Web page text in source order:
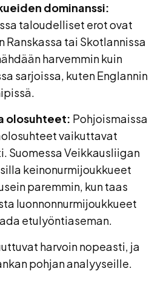
dominanssi:
taloudelliset erot ovat
Ranskassa tai Skotlannissa
harvemmin kuin
sarjoissa, kuten Englannin
olosuhteet: Pohjoismaissa
vaikuttavat
Suomessa Veikkausliigan
keinonurmijoukkueet
paremmin, kun taas
luonnonnurmijoukkueet
etulyöntiaseman.
harvoin nopeasti, ja
pohjan analyyseille.